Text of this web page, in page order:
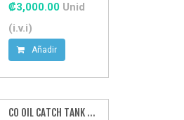
₡3,000.00 Unid
(i.v.i)
Añadir
CO OIL CATCH TANK REDONDO RESPIRADERO